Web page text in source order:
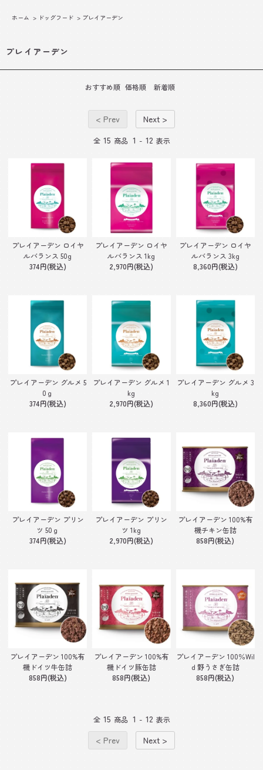
ホーム > ドッグフード > プレイアーデン
プレイアーデン
おすすめ順 価格順 新着順
< Prev Next >
全 15 商品 1 - 12 表示
プレイアーデン ロイヤ
ルバランス 50g
374円(税込)
プレイアーデン ロイヤ
ルバランス 1kg
2,970円(税込)
プレイアーデン ロイヤ
ルバランス 3kg
8,360円(税込)
プレイアーデン グルメ 5
0ｇ
374円(税込)
プレイアーデン グルメ 1
kg
2,970円(税込)
プレイアーデン グルメ 3
kg
8,360円(税込)
プレイアーデン プリン
ツ 50ｇ
374円(税込)
プレイアーデン プリン
ツ 1kg
2,970円(税込)
プレイアーデン 100%有
機チキン缶詰
858円(税込)
プレイアーデン 100%有
機ドイツ牛缶詰
858円(税込)
プレイアーデン 100%有
機ドイツ豚缶詰
858円(税込)
プレイアーデン 100％Wil
d 野うさぎ缶詰
858円(税込)
全 15 商品 1 - 12 表示
< Prev Next >